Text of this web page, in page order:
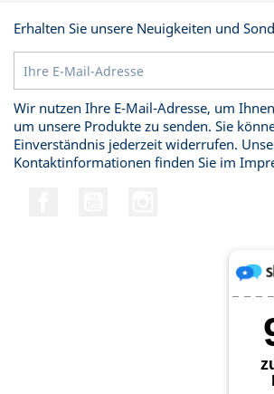
Erhalten Sie unsere Neuigkeiten und
Wir nutzen Ihre E-Mail-Adresse, um
um unsere Produkte zu senden. Sie
Einverständnis jederzeit widerrufen.
Kontaktinformationen finden Sie im